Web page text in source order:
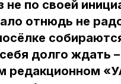
не по своей
отнюдь не
долго ждать
редакционном